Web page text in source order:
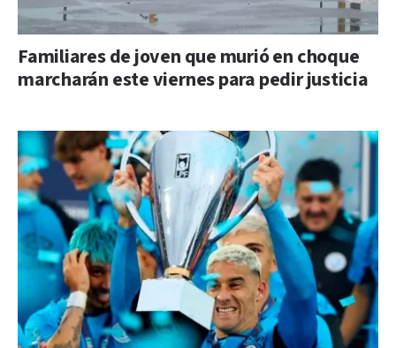
Familiares de joven que murió en choque
marcharán este viernes para pedir justicia